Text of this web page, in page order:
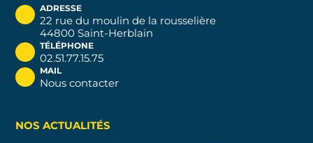
ADRESSE
22 rue du moulin de la rousselière
44800 Saint-Herblain
TÉLÉPHONE
02.51.77.15.75
MAIL
Nous contacter
NOS ACTUALITÉS